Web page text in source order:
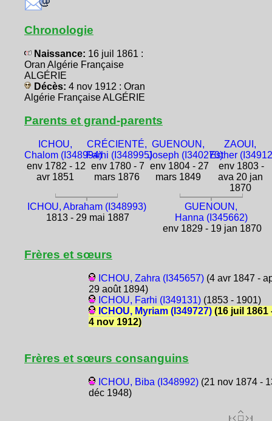
Chronologie
Naissance: 16 juil 1861 :
Oran Algérie Française
ALGÉRIE
Décès: 4 nov 1912 : Oran
Algérie Française ALGÉRIE
Parents et grand-parents
ICHOU,
Chalom (I348994)
env 1782 - 12
avr 1851
CRÉCIENTÉ,
Farhi (I348995)
env 1780 - 7
mars 1876
GUENOUN,
Joseph (I340270)
env 1804 - 27
mars 1849
ZAOUI,
Esther
env 1803 -
ava 20 jan
1870
ICHOU, Abraham (I348993)
1813 - 29 mai 1887
GUENOUN,
Hanna (I345662)
env 1829 - 19 jan 1870
Frères et sœurs
ICHOU, Zahra (I345657)(4 avr 1847 -
29 août 1894)
ICHOU, Farhi (I349131)(1853 - 1901)
ICHOU, Myriam (I349727)(16 juil 1861
4 nov 1912)
Frères et sœurs consanguins
ICHOU, Biba (I348992)(21 nov 1874 -
déc 1948)